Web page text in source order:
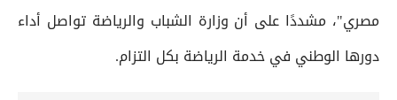
مصري"، مشددًا على أن وزارة الشباب والرياضة تواصل أداء
دورها الوطني في خدمة الرياضة بكل التزام.